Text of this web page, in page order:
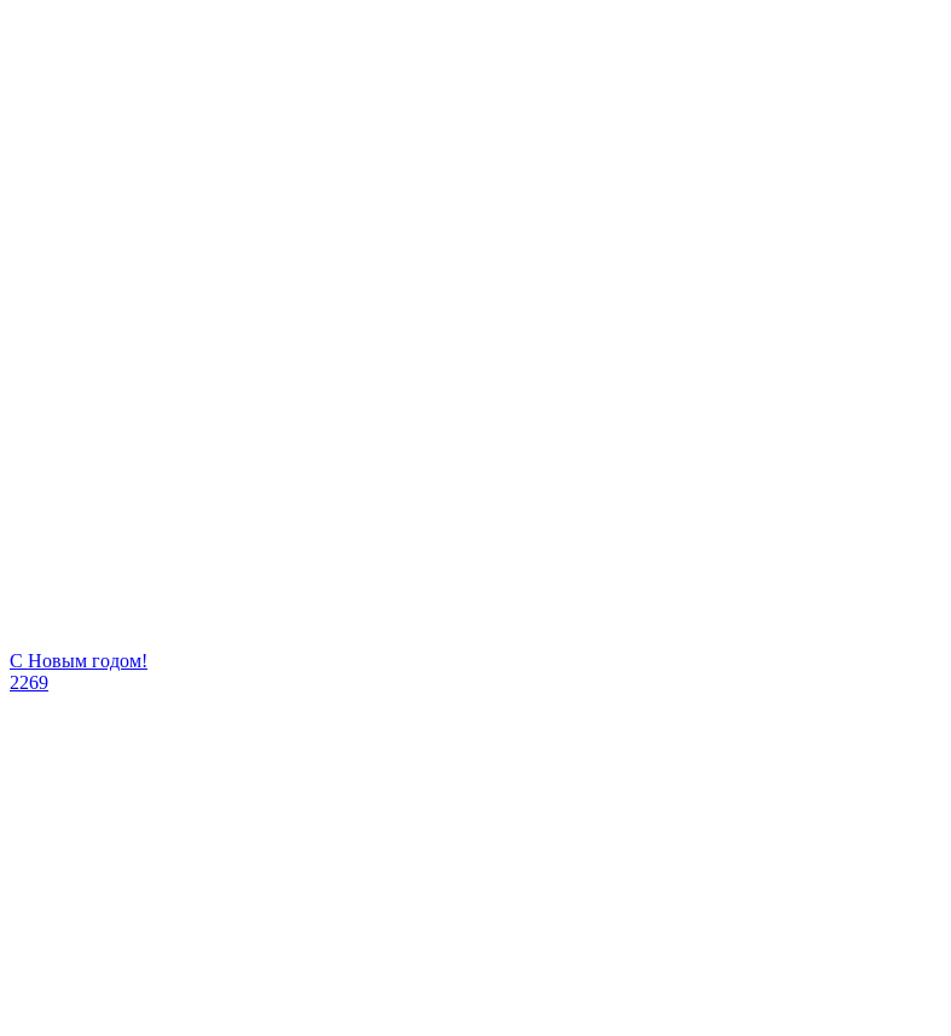
С Новым годом!
2269